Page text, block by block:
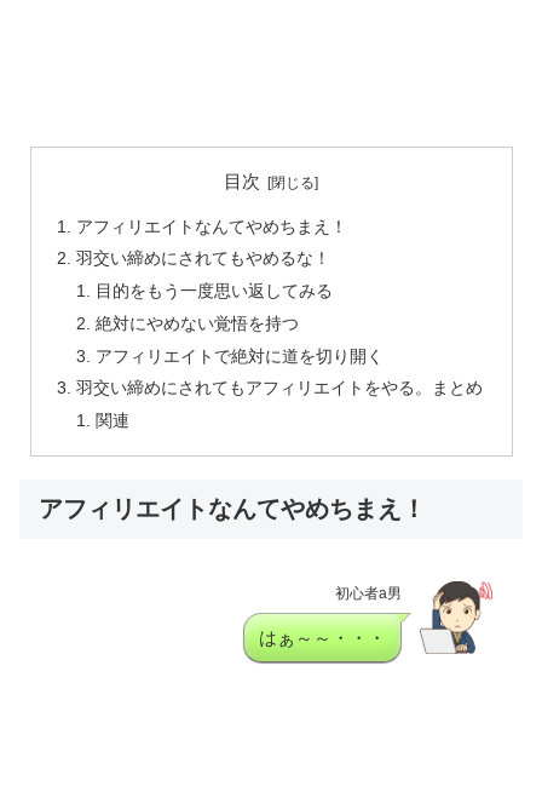
目次
アフィリエイトなんてやめちまえ！
羽交い締めにされてもやめるな！
目的をもう一度思い返してみる
絶対にやめない覚悟を持つ
アフィリエイトで絶対に道を切り開く
羽交い締めにされてもアフィリエイトをやる。まとめ
関連
アフィリエイトなんてやめちまえ！
初心者a男
はぁ～～・・・